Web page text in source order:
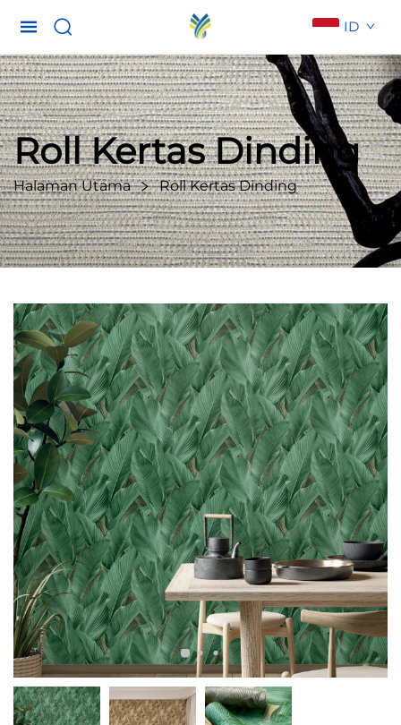
ID
Roll Kertas Dinding
Halaman Utama Roll Kertas Dinding